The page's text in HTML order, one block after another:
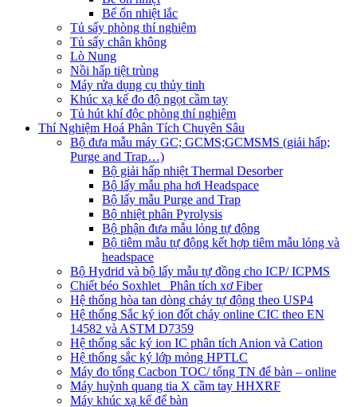
Bể ổn nhiệt lắc
Tủ sấy phòng thí nghiệm
Tủ sấy chân không
Lò Nung
Nồi hấp tiệt trùng
Máy rửa dụng cụ thủy tinh
Khúc xạ kế đo độ ngọt cầm tay
Tủ hút khí độc phòng thí nghiệm
Thí Nghiệm Hoá Phân Tích Chuyên Sâu
Bộ đưa mẫu máy GC; GCMS;GCMSMS (giải hấp;
Purge and Trap…)
Bộ giải hấp nhiệt Thermal Desorber
Bộ lấy mẫu pha hơi Headspace
Bộ lấy mẫu Purge and Trap
Bộ nhiệt phân Pyrolysis
Bộ phận đưa mẫu lỏng tự động
Bộ tiêm mẫu tự động kết hợp tiêm mẫu lỏng và
headspace
Bộ Hydrid và bộ lấy mẫu tự đồng cho ICP/ ICPMS
Chiết béo Soxhlet_ Phân tích xơ Fiber
Hệ thống hòa tan dòng chảy tự động theo USP4
Hệ thống Sắc ký ion đốt cháy online CIC theo EN
14582 và ASTM D7359
Hệ thống sắc ký ion IC phân tích Anion và Cation
Hệ thống sắc ký lớp mỏng HPTLC
Máy đo tổng Cacbon TOC/ tổng TN để bàn – online
Máy huỳnh quang tia X cầm tay HHXRF
Máy khúc xạ kế để bàn